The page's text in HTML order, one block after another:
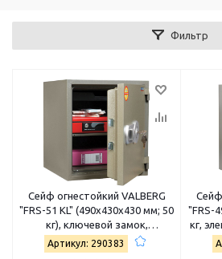
Фильтр
Сейф огнестойкий VALBERG
"FRS-51 KL" (490х430х430 мм; 50
кг), ключевой замок,
крепление к полу FRS-51 KL
Артикул: 290383
Сейф
"FRS-
кг,